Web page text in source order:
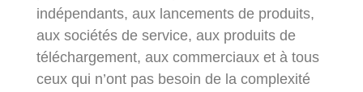
indépendants, aux lancements de produits,
aux sociétés de service, aux produits de
téléchargement, aux commerciaux et à tous
ceux qui n’ont pas besoin de la complexité